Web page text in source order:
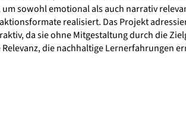
sowohl emotional als auch narrativ
realisiert. Das Projekt
da sie ohne Mitgestaltung durch die
die nachhaltige Lernerfahrungen